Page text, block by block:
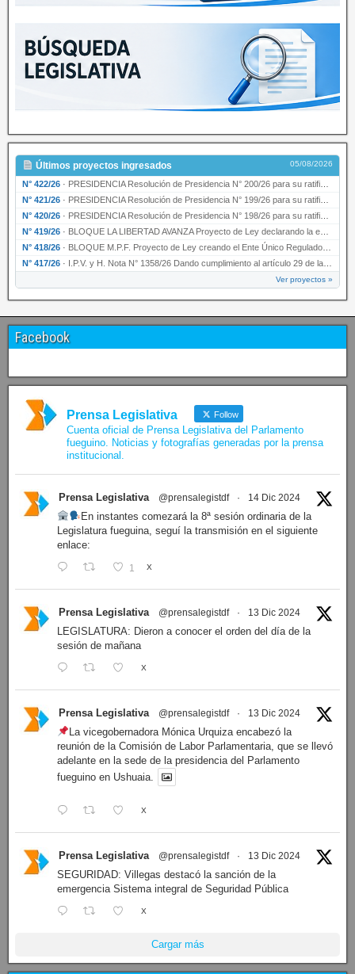
Últimos proyectos ingresados 05/08/2026
N° 422/26 · PRESIDENCIA Resolución de Presidencia N° 200/26 para su ratificación.
N° 421/26 · PRESIDENCIA Resolución de Presidencia N° 199/26 para su ratificación.
N° 420/26 · PRESIDENCIA Resolución de Presidencia N° 198/26 para su ratificación.
N° 419/26 · BLOQUE LA LIBERTAD AVANZA Proyecto de Ley declarando la esencialidad del servicio educativ…
N° 418/26 · BLOQUE M.P.F. Proyecto de Ley creando el Ente Único Regulador de servicios públicos de la …
N° 417/26 · I.P.V. y H. Nota N° 1358/26 Dando cumplimiento al artículo 29 de la Ley provincial N° 1399…
Ver proyectos »
Facebook
Prensa Legislativa Follow
Cuenta oficial de Prensa Legislativa del Parlamento
fueguino. Noticias y fotografías generadas por la prensa
institucional.
Prensa Legislativa @prensalegistdf · 14 Dic 2024
En instantes comezará la 8ª sesión ordinaria de la
Legislatura fueguina, seguí la transmisión en el siguiente
enlace:
1 X
Prensa Legislativa @prensalegistdf · 13 Dic 2024
LEGISLATURA: Dieron a conocer el orden del día de la
sesión de mañana
X
Prensa Legislativa @prensalegistdf · 13 Dic 2024
La vicegobernadora Mónica Urquiza encabezó la
reunión de la Comisión de Labor Parlamentaria, que se llevó
adelante en la sede de la presidencia del Parlamento
fueguino en Ushuaia.
X
Prensa Legislativa @prensalegistdf · 13 Dic 2024
SEGURIDAD: Villegas destacó la sanción de la
emergencia Sistema integral de Seguridad Pública
X
Cargar más